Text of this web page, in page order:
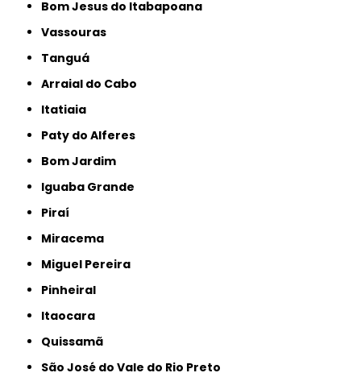
Bom Jesus do Itabapoana
Vassouras
Tanguá
Arraial do Cabo
Itatiaia
Paty do Alferes
Bom Jardim
Iguaba Grande
Piraí
Miracema
Miguel Pereira
Pinheiral
Itaocara
Quissamã
São José do Vale do Rio Preto